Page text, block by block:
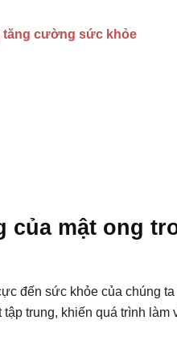
tăng cường sức khỏe
của mật ong
đến sức khỏe của chúng
trung, khiến quá trình làm